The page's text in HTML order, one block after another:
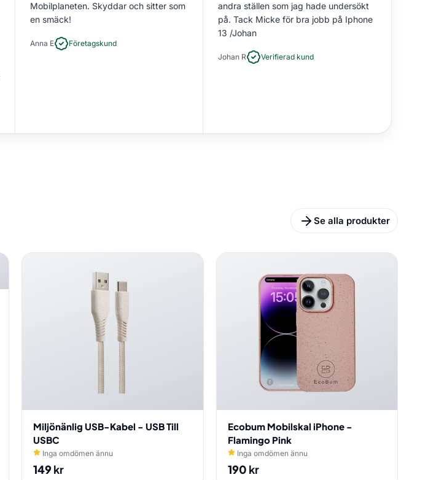
Mobilplaneten. Skyddar och sitter som
en smäck!
Anna E Företagskund
andra ställen som jag hade undersökt
på. Tack Micke för bra jobb på Iphone
13 /Johan
Johan R Verifierad kund
Se alla produkter
Miljönänlig USB-Kabel - USB Till
USBC
Inga omdömen ännu
149kr
Ecobum Mobilskal iPhone -
Flamingo Pink
Inga omdömen ännu
190 kr